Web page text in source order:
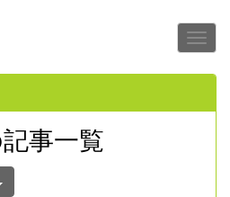
事一覧